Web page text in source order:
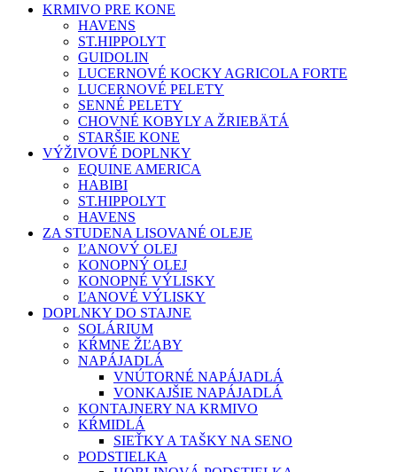
KRMIVO PRE KONE
HAVENS
ST.HIPPOLYT
GUIDOLIN
LUCERNOVÉ KOCKY AGRICOLA FORTE
LUCERNOVÉ PELETY
SENNÉ PELETY
CHOVNÉ KOBYLY A ŽRIEBÄTÁ
STARŠIE KONE
VÝŽIVOVÉ DOPLNKY
EQUINE AMERICA
HABIBI
ST.HIPPOLYT
HAVENS
ZA STUDENA LISOVANÉ OLEJE
ĽANOVÝ OLEJ
KONOPNÝ OLEJ
KONOPNÉ VÝLISKY
ĽANOVÉ VÝLISKY
DOPLNKY DO STAJNE
SOLÁRIUM
KŔMNE ŽĽABY
NAPÁJADLÁ
VNÚTORNÉ NAPÁJADLÁ
VONKAJŠIE NAPÁJADLÁ
KONTAJNERY NA KRMIVO
KŔMIDLÁ
SIEŤKY A TAŠKY NA SENO
PODSTIELKA